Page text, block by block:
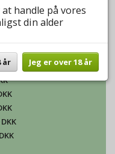
chokolade smag.
handle på vores
din alder
år Jeg er over 18 år